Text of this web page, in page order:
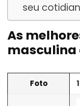
seu
As
masculina
Foto 1